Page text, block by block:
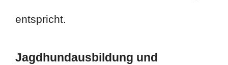
entspricht.
Jagdhundausbildung und